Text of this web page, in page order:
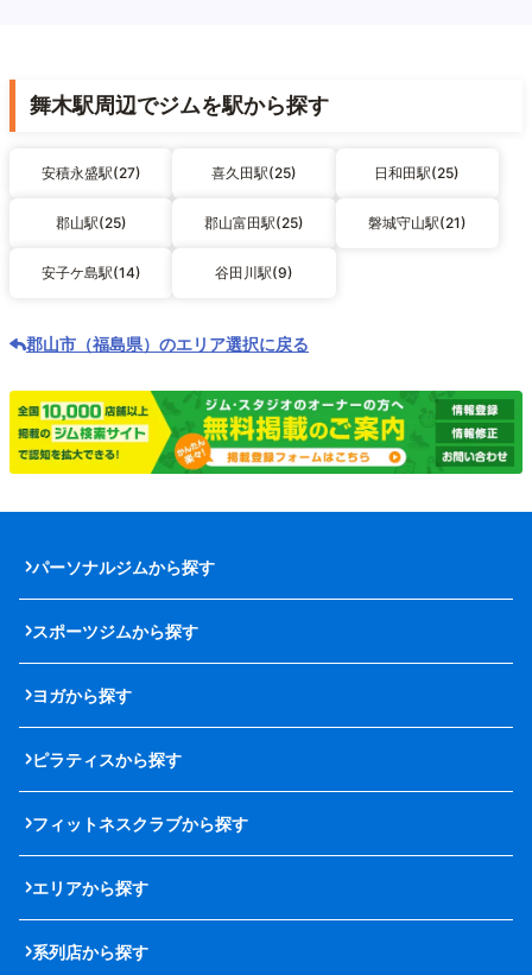
舞木駅周辺でジムを駅から探す
安積永盛駅(27) 喜久田駅(25) 日和田駅(25)
郡山駅(25) 郡山富田駅(25) 磐城守山駅(21)
安子ケ島駅(14) 谷田川駅(9)
郡山市（福島県）のエリア選択に戻る
パーソナルジムから探す
スポーツジムから探す
ヨガから探す
ピラティスから探す
フィットネスクラブから探す
エリアから探す
系列店から探す